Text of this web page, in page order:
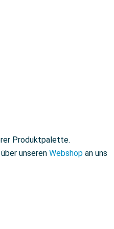
Produktpalette.
unseren Webshopan uns